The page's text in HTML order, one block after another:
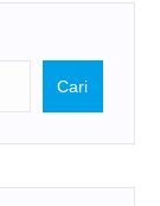
Cari